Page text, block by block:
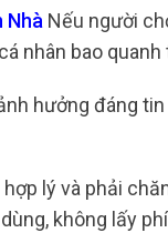
Nhà Nếu người
nhân bao
hưởng đáng
lý và phải
không lấy